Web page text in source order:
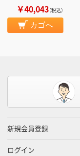
￥40,043（税込）
カゴへ
新規会員登録
ログイン